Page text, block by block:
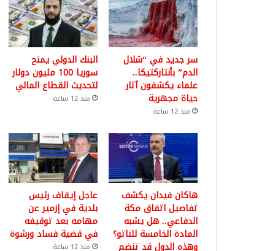
سر جديد في “شلال
الدم” بأنتاركتيكا..
علماء يكشفون آثار
حياة مجهرية
منذ 12 ساعة
البنك الدولي يمنح
سوريا 100 مليون دولار
لتحديث القطاع المالي
منذ 12 ساعة
هاكان فيدان يكشف
تفاصيل اتفاق مكة
الدفاعي.. هل يشبه
المادة الخامسة للناتو؟
وهذه الدول قد تنضم
عاجل إيقاف رئيس
بلدية في إزمير عن
مهامه بعد توقيفه
في قضية فساد ورشوة
منذ 12 ساعة